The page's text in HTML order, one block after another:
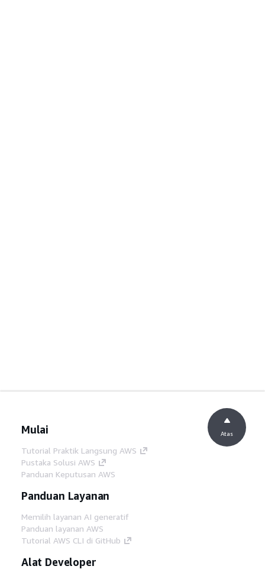
Mulai
Tutorial Praktik Langsung AWS
Pustaka Solusi AWS
Panduan Keputusan AWS
Panduan Layanan
Memilih layanan AI generatif
Panduan layanan AWS
Tutorial AWS CLI di GitHub
Alat Developer
Atas